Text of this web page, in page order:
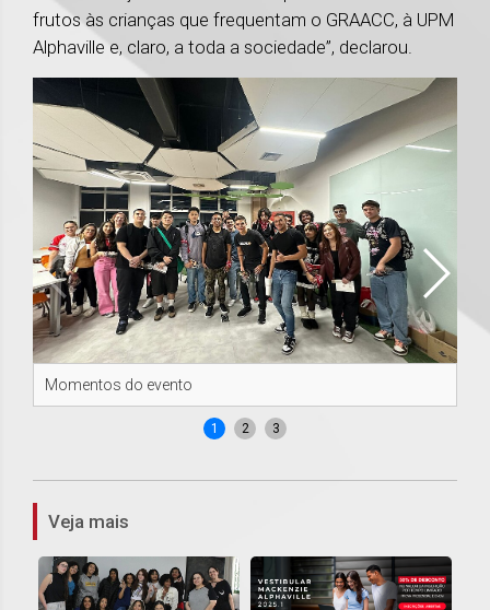
frutos às crianças que frequentam o GRAACC, à UPM
Alphaville e, claro, a toda a sociedade”, declarou.
Momentos do evento
1 2 3
Veja mais